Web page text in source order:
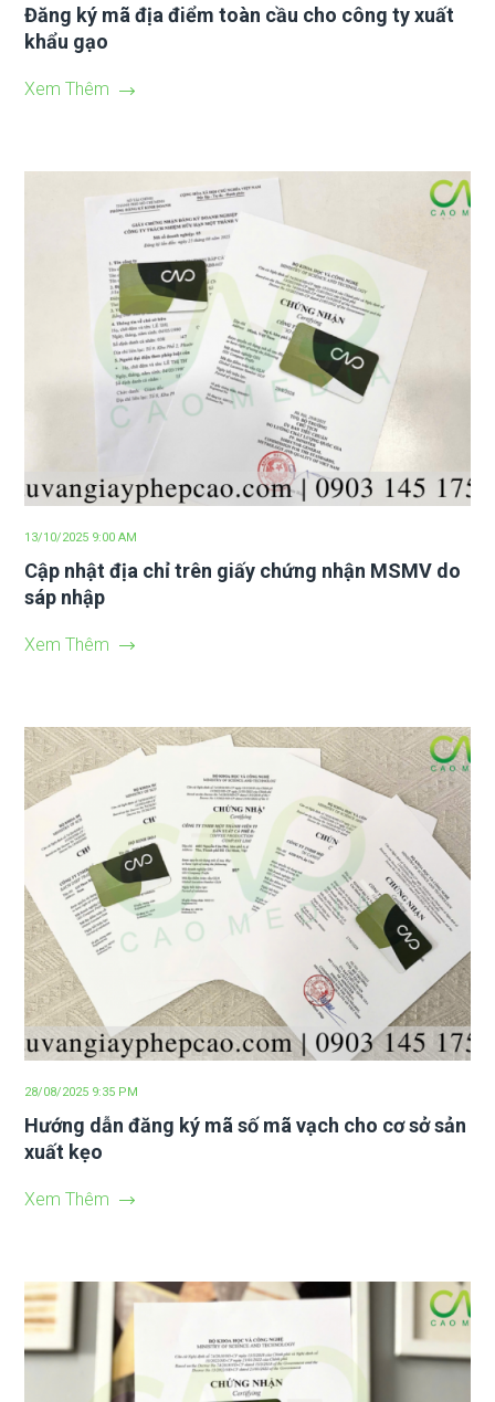
Đăng ký mã địa điểm toàn cầu cho công ty xuất
khẩu gạo
Xem Thêm
13/10/2025 9:00 AM
Cập nhật địa chỉ trên giấy chứng nhận MSMV do
sáp nhập
Xem Thêm
28/08/2025 9:35 PM
Hướng dẫn đăng ký mã số mã vạch cho cơ sở sản
xuất kẹo
Xem Thêm